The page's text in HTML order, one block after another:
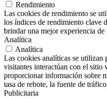
Rendimiento
Las cookies de rendimiento se
los índices de rendimiento clave
brindar una mejor experiencia de
Analítica
Analítica
Las cookies analíticas se utilizan
visitantes interactúan con el sitio
proporcionar información sobre
tasa de rebote, la fuente de
Publicitaria